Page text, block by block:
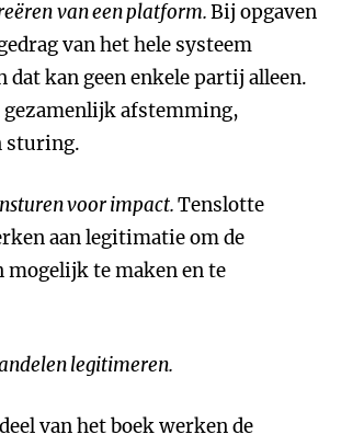
van een platform.Bij opgaven
van het hele systeem
dat kan geen enkele partij alleen.
gezamenlijk afstemming,
sturing.
voor impact.Tenslotte
aan legitimatie om de
mogelijk te maken en te
legitimeren.
van het boek werken de